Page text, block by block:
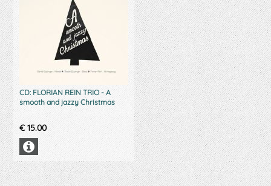
CD: FLORIAN REIN TRIO - A
smooth and jazzy Christmas
€15.00